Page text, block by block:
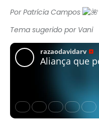
Por Patrícia Campos
Tema sugerido por Vani